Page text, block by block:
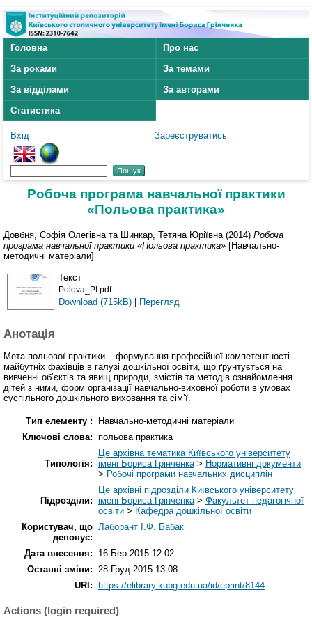
Головна
Про нас
За роками
За темами
За відділами
За авторами
Статистика
Вхід Зареєструватись
Робоча програма навчальної практики
«Польова практика»
Довбня, Софія Олегівна та Шинкар, Тетяна Юріївна (2014) Робоча
програма навчальної практики «Польова практика» [Навчально-
методичні матеріали]
Текст
Polova_PI.pdf
Download (715kB) | Перегляд
Анотація
Мета польової практики – формування професійної компетентності
майбутніх фахівців в галузі дошкільної освіти, що ґрунтується на
вивченні об’єктів та явищ природи, змістів та методів ознайомлення
дітей з ними, форм організації навчально-виховної роботи в умовах
суспільного дошкільного виховання та сім’ї.
Тип елементу :
Навчально-методичні матеріали
Ключові слова: польова практика
Типологія:
Це архівна тематика Київського університету
імені Бориса Грінченка> Нормативні документи
> Робочі програми навчальних дисциплін
Підрозділи:
Це архівні підрозділи Київського університету
імені Бориса Грінченка> Факультет педагогічної
освіти > Кафедра дошкільної освіти
Користувач, що
депонує:
Лаборант І.Ф. Бабак
Дата внесення:
16 Бер 2015 12:02
Останні зміни: 28 Груд 2015 13:08
URI:
https://elibrary.kubg.edu.ua/id/eprint/8144
Actions (login required)